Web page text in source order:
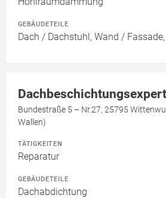
GEBÄUDETEILE
Dach / Dachstuhl, Wand /
Bundestraße 5 – Nr.27, 25795
Wallen)
TÄTIGKEITEN
Reparatur
GEBÄUDETEILE
Dachabdichtung